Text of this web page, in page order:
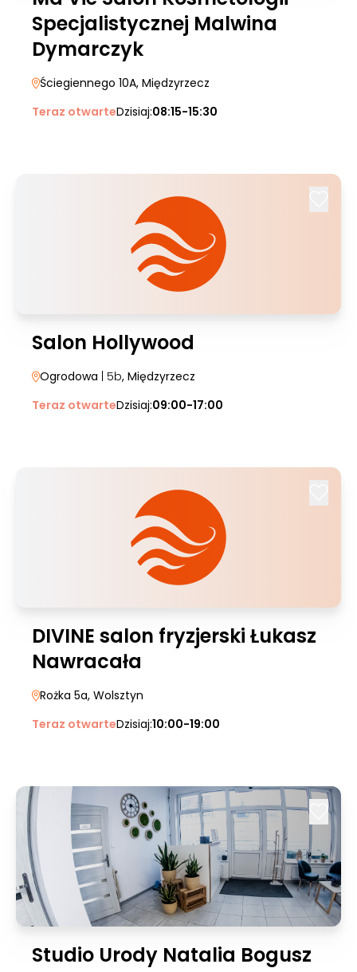
Specjalistycznej Malwina
Dymarczyk
Ściegiennego 10A, Międzyrzecz
Teraz otwarteDzisiaj:08:15-15:30
Salon Hollywood
Ogrodowa | 5b, Międzyrzecz
Teraz otwarteDzisiaj:09:00-17:00
DIVINE salon fryzjerski Łukasz
Nawracała
Rożka 5a, Wolsztyn
Teraz otwarteDzisiaj:10:00-19:00
Studio Urody Natalia Bogusz